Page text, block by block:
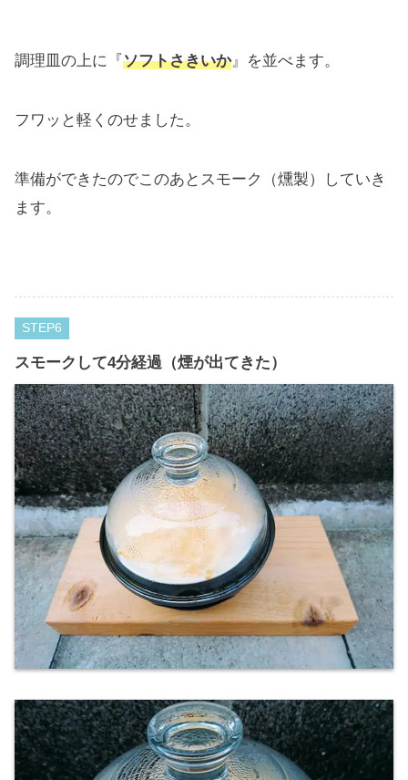
調理皿の上に『ソフトさきいか』を並べます。
フワッと軽くのせました。
準備ができたのでこのあとスモーク（燻製）していき
ます。
STEP
スモークして4分経過（煙が出てきた）